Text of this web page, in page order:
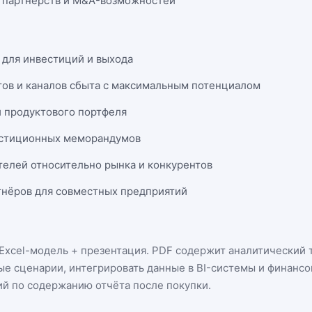
инвестиций и выхода
и каналов сбыта с максимальным потенциалом
портфеля
меморандумов
относительно рынка и конкурентов
для совместных предприятий
модель + презентация. PDF содержит
сценарии, интегрировать данные в BI-системы и
по содержанию отчёта после покупки.